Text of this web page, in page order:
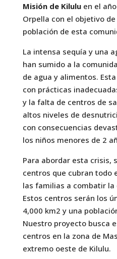
Misión de Kiluluen el
Orpella con el objetivo
población de esta
La intensa sequía y una
han sumido a la
de agua y alimentos.
con prácticas
y la falta de centros de
altos niveles de
con consecuencias
los niños menores de 2
Para abordar esta crisis,
centros que cubran todo
las familias a combatir
Estos centros serán los
4,000 km2 y una
Nuestro proyecto busca
centros en la zona de
extremo oeste de Kilulu.